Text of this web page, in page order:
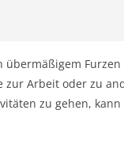
übermäßigem Furzen
zur Arbeit oder zu
zu gehen, kann